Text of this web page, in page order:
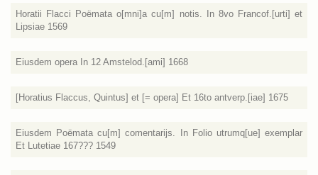
Horatii Flacci Poëmata o[mni]a cu[m] notis. In 8vo Francof.[urti] et
Lipsiae 1569
Eiusdem opera In 12 Amstelod.[ami] 1668
[Horatius Flaccus, Quintus] et [= opera] Et 16to antverp.[iae] 1675
Eiusdem Poëmata cu[m] comentarijs. In Folio utrumq[ue] exemplar
Et Lutetiae 167??? 1549